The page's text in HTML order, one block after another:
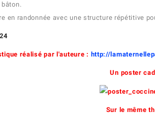
en randonnée avec une structure répétitive
réalisé par l'auteure : http://
Un poster
Sur le même